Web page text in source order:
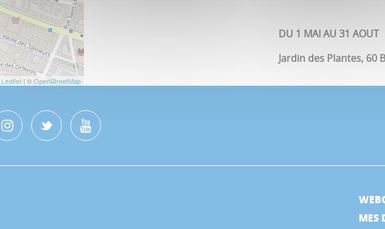
Leaflet| ©OpenStreetMap
DU 1 MAI AU 31 AOUT
Jardin des Plantes, 60
MES